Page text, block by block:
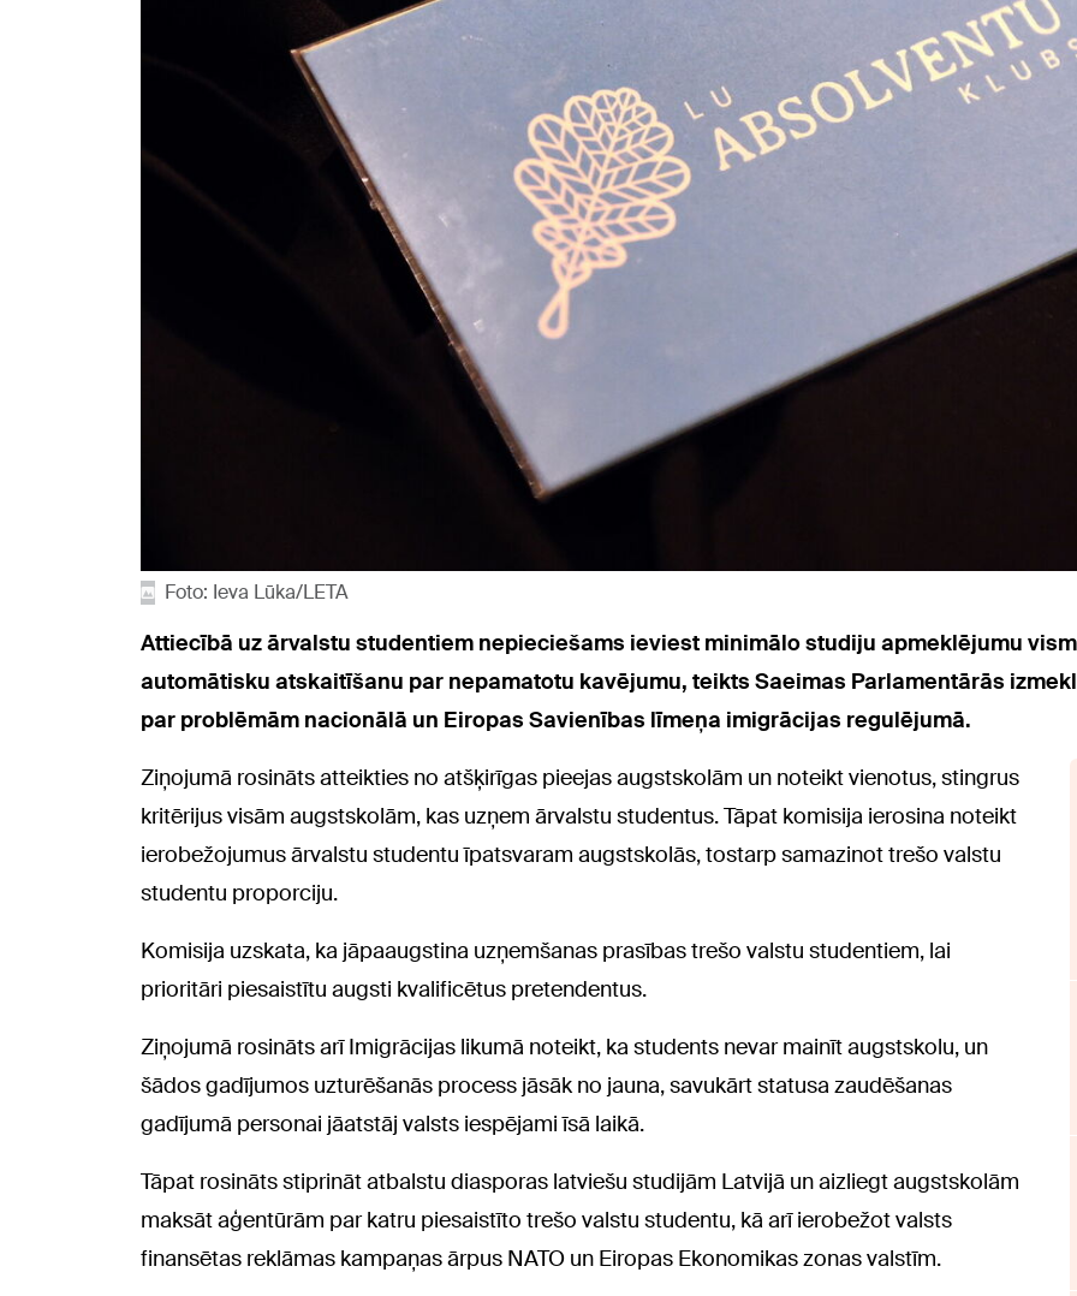
Foto: Ieva Lūka/LETA
Attiecībā uz ārvalstu studentiem nepieciešams ieviest minimālo studiju apmeklējumu
automātisku atskaitīšanu par nepamatotu kavējumu, teikts Saeimas Parlamentārās
par problēmām nacionālā un Eiropas Savienības līmeņa imigrācijas regulējumā.
Ziņojumā rosināts atteikties no atšķirīgas pieejas augstskolām un noteikt vienotus, stingrus
kritērijus visām augstskolām, kas uzņem ārvalstu studentus. Tāpat komisija ierosina noteikt
ierobežojumus ārvalstu studentu īpatsvaram augstskolās, tostarp samazinot trešo valstu
studentu proporciju.
Komisija uzskata, ka jāpaaugstina uzņemšanas prasības trešo valstu studentiem, lai
prioritāri piesaistītu augsti kvalificētus pretendentus.
Ziņojumā rosināts arī Imigrācijas likumā noteikt, ka students nevar mainīt augstskolu, un
šādos gadījumos uzturēšanās process jāsāk no jauna, savukārt statusa zaudēšanas
gadījumā personai jāatstāj valsts iespējami īsā laikā.
Tāpat rosināts stiprināt atbalstu diasporas latviešu studijām Latvijā un aizliegt augstskolām
maksāt aģentūrām par katru piesaistīto trešo valstu studentu, kā arī ierobežot valsts
finansētas reklāmas kampaņas ārpus NATO un Eiropas Ekonomikas zonas valstīm.